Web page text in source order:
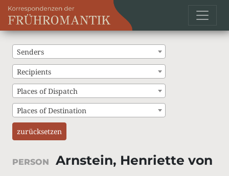
Senders
Recipients
Places of Dispatch
Places of Destination
zurücksetzen
PERSON Arnstein, Henriette von